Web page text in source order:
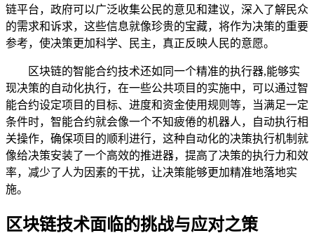
链平台，政府可以广泛收集公民的意见和建议，深入了解民众
的需求和诉求，这些信息就像珍贵的宝藏，将作为决策的重要
参考，使决策更加科学、民主，真正反映人民的意愿。
区块链的智能合约技术还如同一个精准的执行器,能够实
现决策的自动化执行，在一些公共项目的实施中，可以通过智
能合约设定项目的目标、进度和资金使用规则等，当满足一定
条件时，智能合约就会像一个不知疲倦的机器人，自动执行相
关操作，确保项目的顺利进行，这种自动化的决策执行机制就
像给决策安装了一个高效的推进器，提高了决策的执行力和效
率，减少了人为因素的干扰，让决策能够更加精准地落地实
施。
区块链技术面临的挑战与应对之策